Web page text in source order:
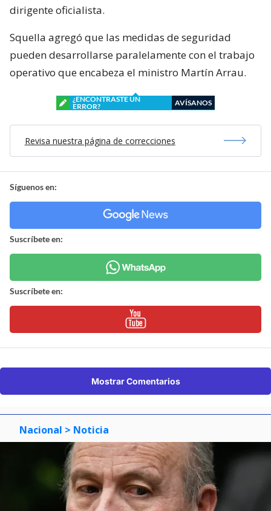
dirigente oficialista.
Squella agregó que las medidas de seguridad
pueden desarrollarse paralelamente con el trabajo
operativo que encabeza el ministro Martín Arrau.
¿ENCONTRASTE UN
ERROR?
AVÍSANOS
Revisa nuestra página de correcciones
Síguenos en:
Suscríbete en:
Suscríbete en:
Mostrar Comentarios
Nacional > Noticia